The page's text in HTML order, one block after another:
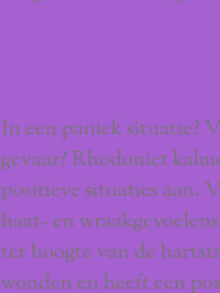
In een paniek situatie?
gevaar? Rhodoniet
positieve situaties aan.
haat- en
ter hoogte van de
wonden en heeft een